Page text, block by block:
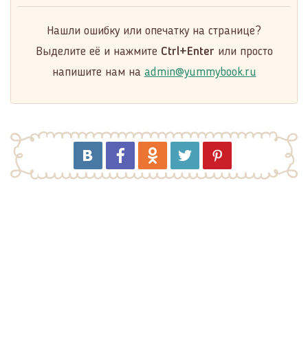
Нашли ошибку или опечатку на странице?
Выделите её и нажмите Ctrl+Enter или просто
напишите нам на admin@yummybook.ru